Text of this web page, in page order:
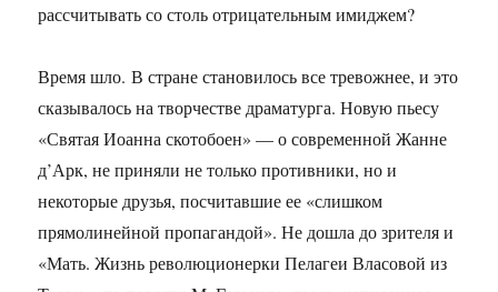
рассчитывать со столь отрицательным имиджем?
Время шло. В стране становилось все тревожнее, и это
сказывалось на творчестве драматурга. Новую пьесу
«Святая Иоанна скотобоен» — о современной Жанне
д’Арк, не приняли не только противники, но и
некоторые друзья, посчитавшие ее «слишком
прямолинейной пропагандой». Не дошла до зрителя и
«Мать. Жизнь революционерки Пелагеи Власовой из